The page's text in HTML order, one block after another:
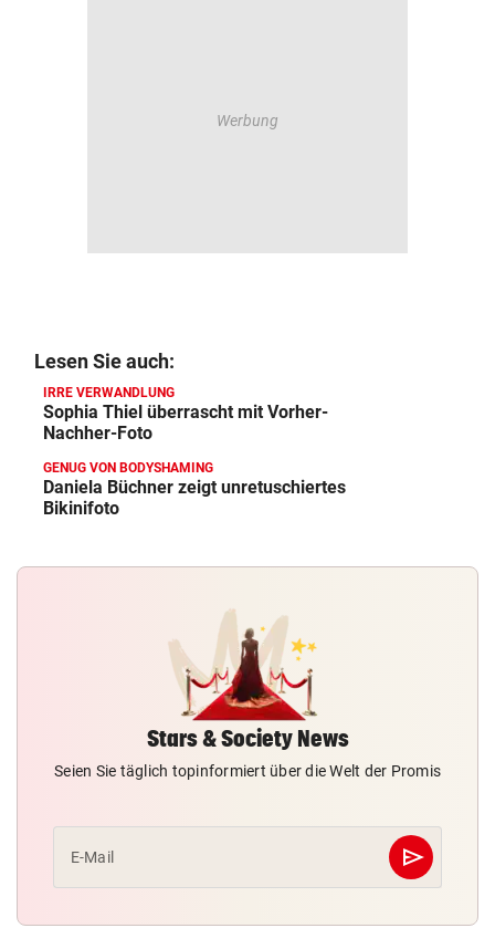
Lesen Sie auch:
IRRE VERWANDLUNG
Sophia Thiel überrascht mit Vorher-
Nachher-Foto
GENUG VON BODYSHAMING
Daniela Büchner zeigt unretuschiertes
Bikinifoto
Stars & Society News
Seien Sie täglich topinformiert über die Welt der Promis
E-Mail send
Abschicken